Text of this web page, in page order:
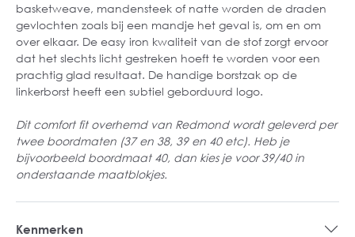
basketweave, mandensteek of natte worden de draden
gevlochten zoals bij een mandje het geval is, om en om
over elkaar. De easy iron kwaliteit van de stof zorgt ervoor
dat het slechts licht gestreken hoeft te worden voor een
prachtig glad resultaat. De handige borstzak op de
linkerborst heeft een subtiel geborduurd logo.
Dit comfort fit overhemd van Redmond wordt geleverd per
twee boordmaten (37 en 38, 39 en 40 etc). Heb je
bijvoorbeeld boordmaat 40, dan kies je voor 39/40 in
onderstaande maatblokjes.
Kenmerken